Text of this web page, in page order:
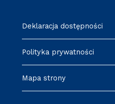
Deklaracja dostępności
Polityka prywatności
Mapa strony